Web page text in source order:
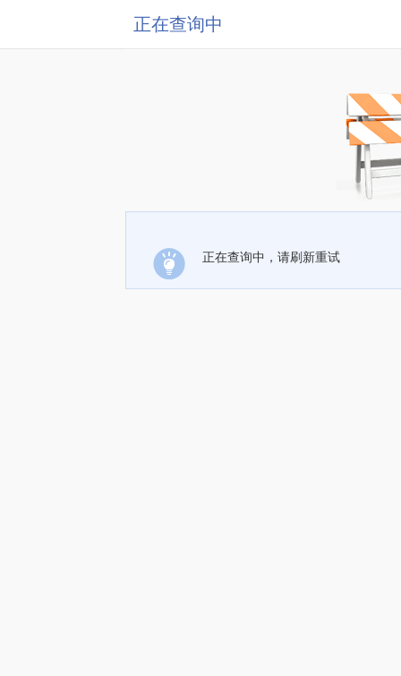
正在查询中
正在查询中，请刷新重试